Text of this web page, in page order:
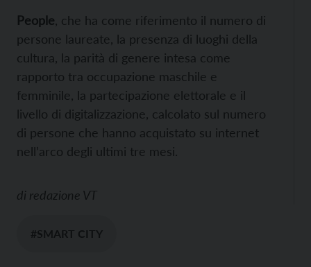
People , che ha come riferimento il numero di
persone laureate, la presenza di luoghi della
cultura, la parità di genere intesa come
rapporto tra occupazione maschile e
femminile, la partecipazione elettorale e il
livello di digitalizzazione, calcolato sul numero
di persone che hanno acquistato su internet
nell’arco degli ultimi tre mesi.
di redazione VT
#SMART CITY